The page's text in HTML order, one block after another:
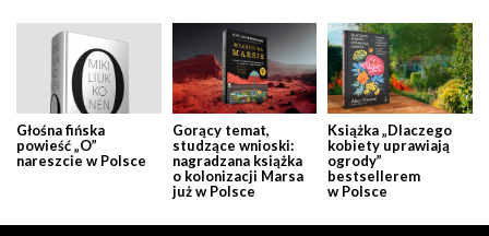
Głośna fińska
powieść „O”
nareszcie w Polsce
Gorący temat,
studzące wnioski:
nagradzana książka
o kolonizacji Marsa
już w Polsce
Książka „Dlaczego
kobiety uprawiają
ogrody”
bestsellerem
w Polsce